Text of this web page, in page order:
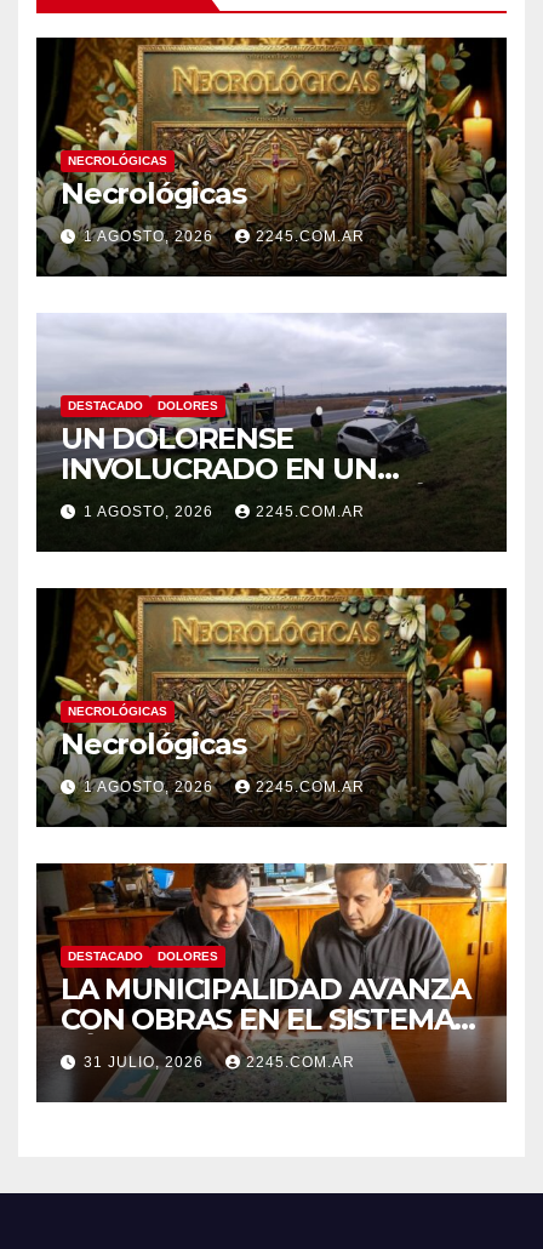
NECROLÓGICAS
Necrológicas
1 AGOSTO, 2026 2245.COM.AR
DESTACADO DOLORES
UN DOLORENSE
INVOLUCRADO EN UN
SINIESTRO QUE TERMINÓ
CON DESPISTE Y VUELCO
1 AGOSTO, 2026 2245.COM.AR
NECROLÓGICAS
Necrológicas
1 AGOSTO, 2026 2245.COM.AR
DESTACADO DOLORES
LA MUNICIPALIDAD AVANZA
CON OBRAS EN EL SISTEMA
HÍDRICO DE DOLORES
31 JULIO, 2026 2245.COM.AR